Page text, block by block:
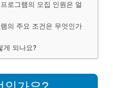
로그램의 모집 인원은 얼
의 주요 조건은 무엇인가
게 되나요?